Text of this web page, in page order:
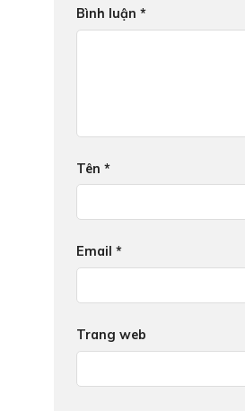
Bình luận *
Tên *
Email *
Trang web